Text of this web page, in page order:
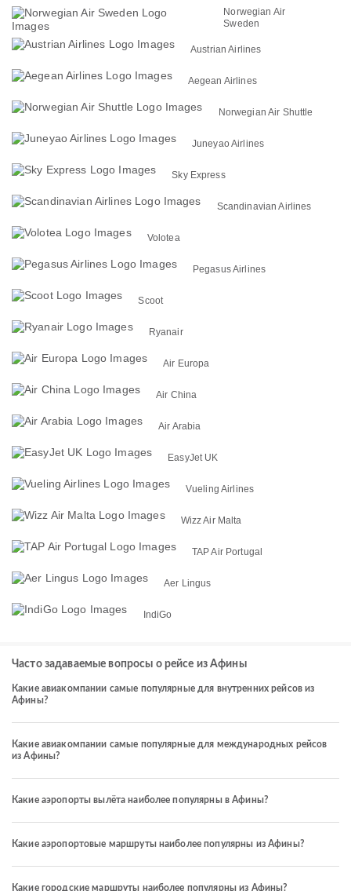
Norwegian Air
Sweden
Austrian Airlines
Aegean Airlines
Norwegian Air Shuttle
Juneyao Airlines
Sky Express
Scandinavian Airlines
Volotea
Pegasus Airlines
Scoot
Ryanair
Air Europa
Air China
Air Arabia
EasyJet UK
Vueling Airlines
Wizz Air Malta
TAP Air Portugal
Aer Lingus
IndiGo
Часто задаваемые вопросы о рейсе из Афины
Какие авиакомпании самые популярные для внутренних рейсов из
Афины?
Какие авиакомпании самые популярные для международных рейсов
из Афины?
Какие аэропорты вылёта наиболее популярны в Афины?
Какие аэропортовые маршруты наиболее популярны из Афины?
Какие городские маршруты наиболее популярны из Афины?